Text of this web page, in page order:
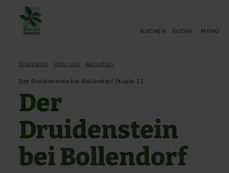
Zurück
Startseite
BUCHEN SUCHE MENÜ
Startseite Über uns
Aktuelles
Der Druidenstein bei Bollendorf (Kopie 1)
Der
Druidenstein
bei Bollendorf